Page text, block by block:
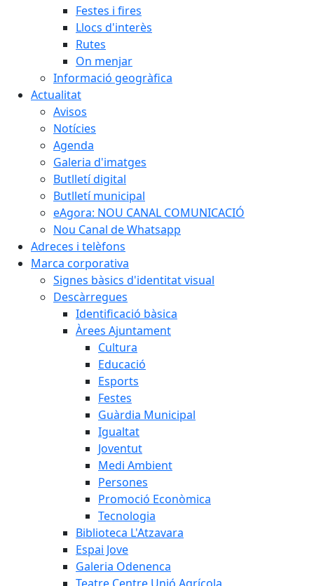
Festes i fires
Llocs d'interès
Rutes
On menjar
Informació geogràfica
Actualitat
Avisos
Notícies
Agenda
Galeria d'imatges
Butlletí digital
Butlletí municipal
eAgora: NOU CANAL COMUNICACIÓ
Nou Canal de Whatsapp
Adreces i telèfons
Marca corporativa
Signes bàsics d'identitat visual
Descàrregues
Identificació bàsica
Àrees Ajuntament
Cultura
Educació
Esports
Festes
Guàrdia Municipal
Igualtat
Joventut
Medi Ambient
Persones
Promoció Econòmica
Tecnologia
Biblioteca L'Atzavara
Espai Jove
Galeria Odenenca